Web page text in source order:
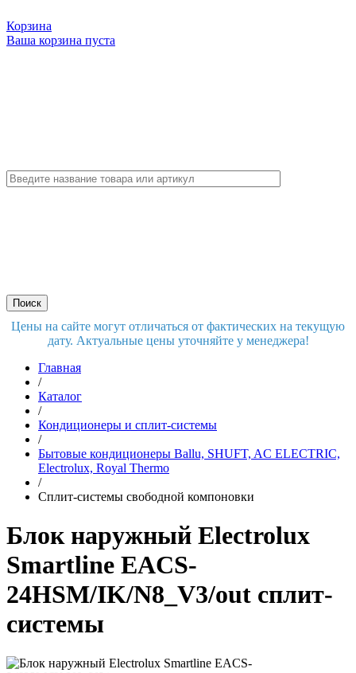
Корзина
Ваша корзина пуста
Цены на сайте могут отличаться от фактических на текущую
дату. Актуальные цены уточняйте у менеджера!
Главная
/
Каталог
/
Кондиционеры и сплит-системы
/
Бытовые кондиционеры Ballu, SHUFT, AC ELECTRIC,
Electrolux, Royal Thermo
/
Сплит-системы свободной компоновки
Блок наружный Electrolux
Smartline EACS-
24HSM/IK/N8_V3/out сплит-
системы